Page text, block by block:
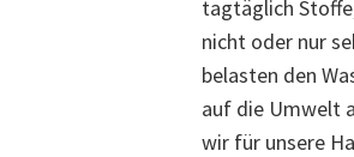
tagtäglich
nicht oder nur
belasten den
auf die Umwelt
wir für unsere